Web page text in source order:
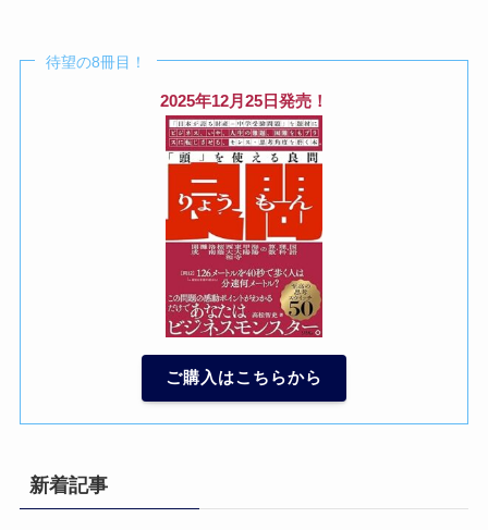
待望の8冊目！
2025年12月25日発売！
ご購入はこちらから
新着記事